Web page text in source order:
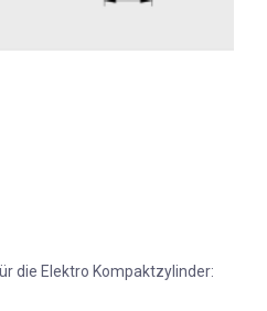
die Elektro Kompaktzylinder: